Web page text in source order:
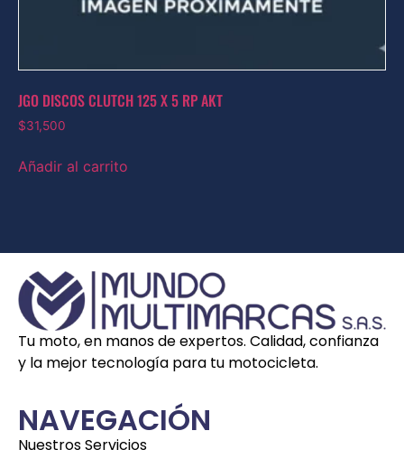
JGO DISCOS CLUTCH 125 X 5 RP AKT
$31,500
Añadir al carrito
Tu moto, en manos de expertos. Calidad, confianza
y la mejor tecnología para tu motocicleta.
NAVEGACIÓN
Nuestros Servicios